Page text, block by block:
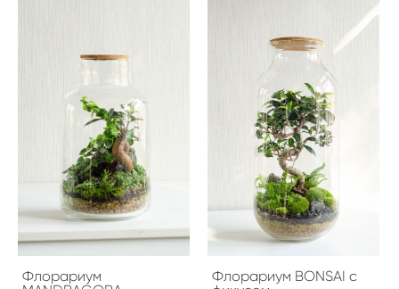
Флорариум
Флорариум BONSAI с